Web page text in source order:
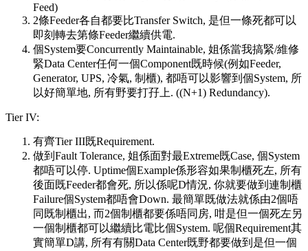
Feed)
2條Feeder各自都要比Transfer Switch, 是但一條死都可以
即刻轉去第條Feeder繼續供電.
個System要Concurrently Maintainable, 姐係當我搞緊/維修
緊Data Center任何一個Component既時候(例如Feeder,
Generator, UPS, 冷氣, 制櫃), 都唔可以影響到個System, 所
以好簡單地, 所有野要打孖上. ((N+1) Redundancy).
Tier IV:
有齊Tier III既Requirement.
做到Fault Tolerance, 姐係面對最Extreme既Case, 個System
都唔可以停. Uptime個Example係形容如果制櫃死左, 所有
後面既Feeder都會死, 所以係呢D情況, 你就要做到連制櫃
Failure個System都唔會Down. 最簡單既做法就係由2個唔
同既制櫃出, 而2個制櫃都要係唔同房, 咁是但一個死左另
一個制櫃都可以繼續比電比個System. 呢個Requirement其
實簡單D講, 所有有關Data Center既野都要做到是但一個